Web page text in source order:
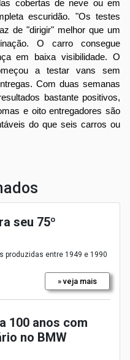
cobertas de neve ou em
escuridão. "Os testes
de "dirigir" melhor que um
O carro consegue
em baixa visibilidade. O
a testar vans sem
Com duas semanas
bastante positivos,
e oito entregadores são
do que seis carros ou
seu 75º
produzidas entre 1949 e 1990
» veja mais
100 anos com
no BMW